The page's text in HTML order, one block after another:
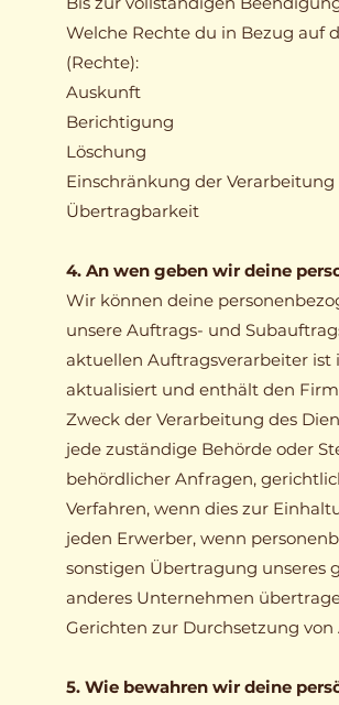
Welche Rechte du in Bezug auf
(Rechte):
Auskunft
Berichtigung
Löschung
Einschränkung der Verarbeitung
Übertragbarkeit
4. An wen geben wir deine
Wir können deine
unsere Auftrags- und
aktuellen Auftragsverarbeiter ist
aktualisiert und enthält den
Zweck der Verarbeitung des
jede zuständige Behörde oder
behördlicher Anfragen,
Verfahren, wenn dies zur
jeden Erwerber, wenn
sonstigen Übertragung unseres
anderes Unternehmen
Gerichten zur Durchsetzung
5. Wie bewahren wir deine